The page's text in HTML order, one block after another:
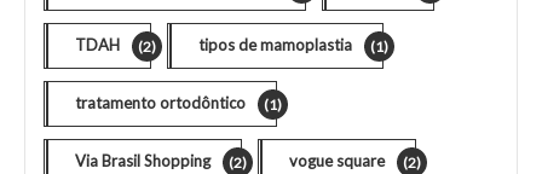
TDAH (2) tipos de mamoplastia (1)
tratamento ortodôntico (1)
Via Brasil Shopping (2) vogue square (2)